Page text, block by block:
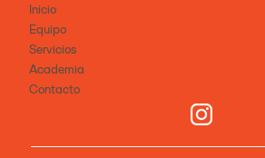
Inicio
Equipo
Servicios
Academia
Contacto